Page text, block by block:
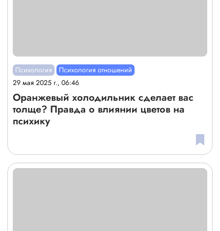
Психология
Психология отношений
29 мая 2025 г., 06:46
Оранжевый холодильник сделает вас
толще? Правда о влиянии цветов на
психику